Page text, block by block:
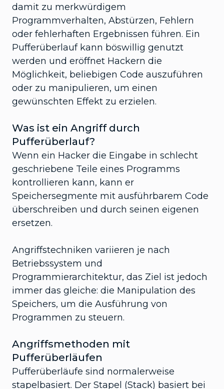
damit zu merkwürdigem
Programmverhalten, Abstürzen, Fehlern
oder fehlerhaften Ergebnissen führen. Ein
Pufferüberlauf kann böswillig genutzt
werden und eröffnet Hackern die
Möglichkeit, beliebigen Code auszuführen
oder zu manipulieren, um einen
gewünschten Effekt zu erzielen.
Was ist ein Angriff durch
Pufferüberlauf?
Wenn ein Hacker die Eingabe in schlecht
geschriebene Teile eines Programms
kontrollieren kann, kann er
Speichersegmente mit ausführbarem Code
überschreiben und durch seinen eigenen
ersetzen.
Angriffstechniken variieren je nach
Betriebssystem und
Programmierarchitektur, das Ziel ist jedoch
immer das gleiche: die Manipulation des
Speichers, um die Ausführung von
Programmen zu steuern.
Angriffsmethoden mit
Pufferüberläufen
Pufferüberläufe sind normalerweise
stapelbasiert. Der Stapel (Stack) basiert bei